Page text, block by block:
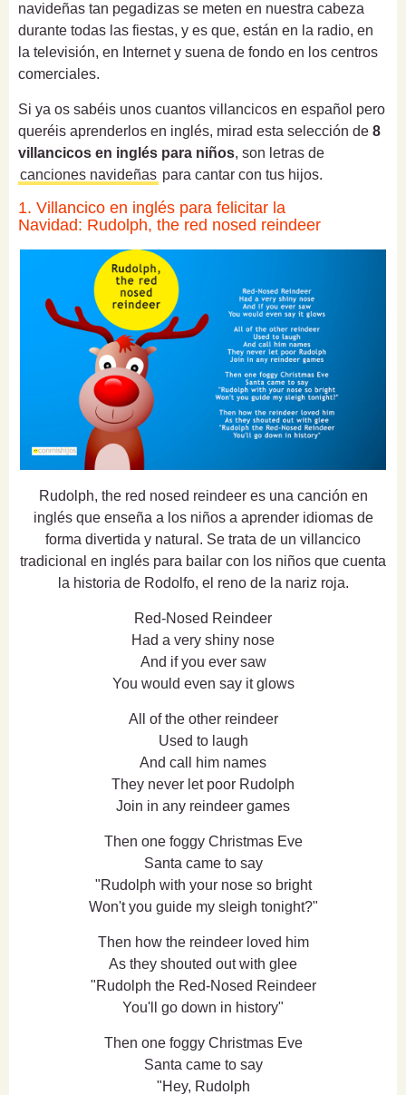
navideñas tan pegadizas se meten en nuestra cabeza
durante todas las fiestas, y es que, están en la radio, en
la televisión, en Internet y suena de fondo en los centros
comerciales.
Si ya os sabéis unos cuantos villancicos en español pero
queréis aprenderlos en inglés, mirad esta selección de 8
villancicos en inglés para niños, son letras de
canciones navideñas para cantar con tus hijos.
1. Villancico en inglés para felicitar la
Navidad: Rudolph, the red nosed reindeer
Rudolph, the red nosed reindeer es una canción en
inglés que enseña a los niños a aprender idiomas de
forma divertida y natural. Se trata de un villancico
tradicional en inglés para bailar con los niños que cuenta
la historia de Rodolfo, el reno de la nariz roja.
Red-Nosed Reindeer
Had a very shiny nose
And if you ever saw
You would even say it glows
All of the other reindeer
Used to laugh
And call him names
They never let poor Rudolph
Join in any reindeer games
Then one foggy Christmas Eve
Santa came to say
"Rudolph with your nose so bright
Won't you guide my sleigh tonight?"
Then how the reindeer loved him
As they shouted out with glee
"Rudolph the Red-Nosed Reindeer
You'll go down in history"
Then one foggy Christmas Eve
Santa came to say
"Hey, Rudolph